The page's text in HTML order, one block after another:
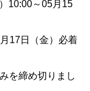
10:00～05月15
17日（金）必着
を締め切りまし